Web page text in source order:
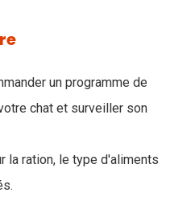
un programme de
chat et surveiller son
la ration, le type d'aliments